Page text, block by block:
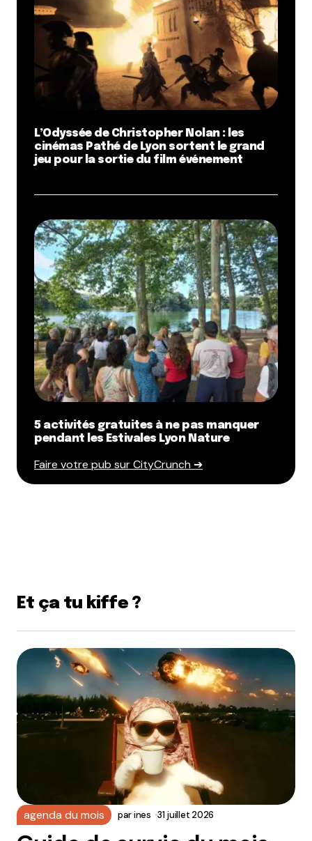
L’Odyssée de Christopher Nolan : les
cinémas Pathé de Lyon sortent le grand
jeu pour la sortie du film événement
5 activités gratuites à ne pas manquer
pendant les Estivales Lyon Nature
Faire votre pub sur CityCrunch ➔
Et ça tu kiffe ?
agenda du mois parines 31 juillet 2026